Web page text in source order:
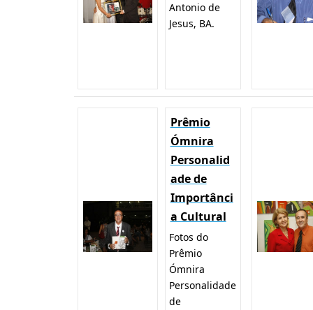
Antonio de
Jesus, BA.
Prêmio
Ómnira
Personalid
ade de
Importânci
a Cultural
Fotos do
Prêmio
Ómnira
Personalidade
de